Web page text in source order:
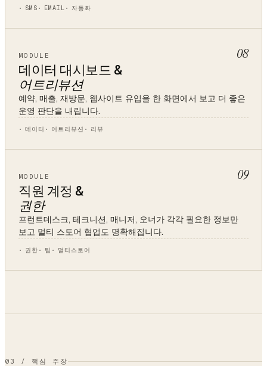
SMS EMAIL 자동화
MODULE 08
데이터 대시보드 &
어트리뷰션
예약, 매출, 재방문, 웹사이트 유입을 한 화면에서 보고 더 좋은
운영 판단을 내립니다.
데이터 어트리뷰션 리뷰
MODULE 09
직원 계정 &
권한
프런트데스크, 테크니션, 매니저, 오너가 각각 필요한 정보만
보고 멀티 스토어 협업도 명확해집니다.
권한 팀 멀티스토어
03 / 핵심 주장